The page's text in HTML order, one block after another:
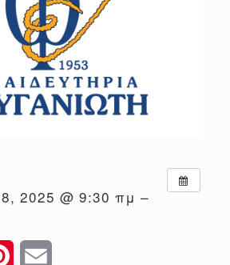
2025 @ 9:30 πμ –
Pinterest